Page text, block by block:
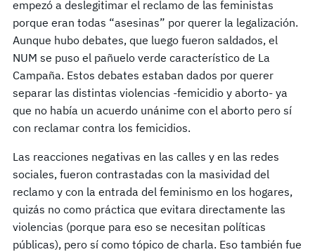
empezó a deslegitimar el reclamo de las feministas
porque eran todas “asesinas” por querer la legalización.
Aunque hubo debates, que luego fueron saldados, el
NUM se puso el pañuelo verde característico de La
Campaña. Estos debates estaban dados por querer
separar las distintas violencias -femicidio y aborto- ya
que no había un acuerdo unánime con el aborto pero sí
con reclamar contra los femicidios.
Las reacciones negativas en las calles y en las redes
sociales, fueron contrastadas con la masividad del
reclamo y con la entrada del feminismo en los hogares,
quizás no como práctica que evitara directamente las
violencias (porque para eso se necesitan políticas
públicas), pero sí como tópico de charla. Eso también fue